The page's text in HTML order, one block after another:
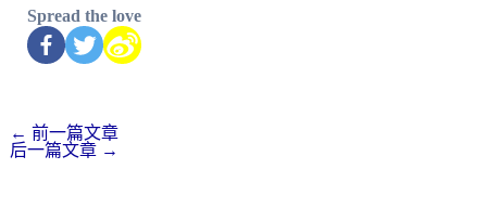
Spread the love
← 前一篇文章
后一篇文章 →